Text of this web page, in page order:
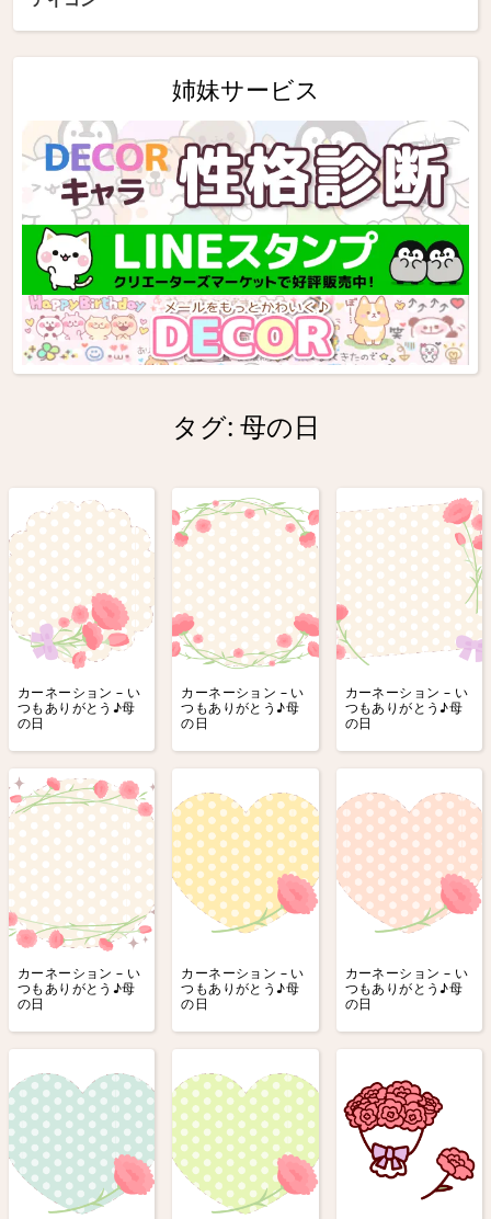
姉妹サービス
タグ: 母の日
カーネーション – い
つもありがとう♪母
の日
カーネーション – い
つもありがとう♪母
の日
カーネーション – い
つもありがとう♪母
の日
カーネーション – い
つもありがとう♪母
の日
カーネーション – い
つもありがとう♪母
の日
カーネーション – い
つもありがとう♪母
の日